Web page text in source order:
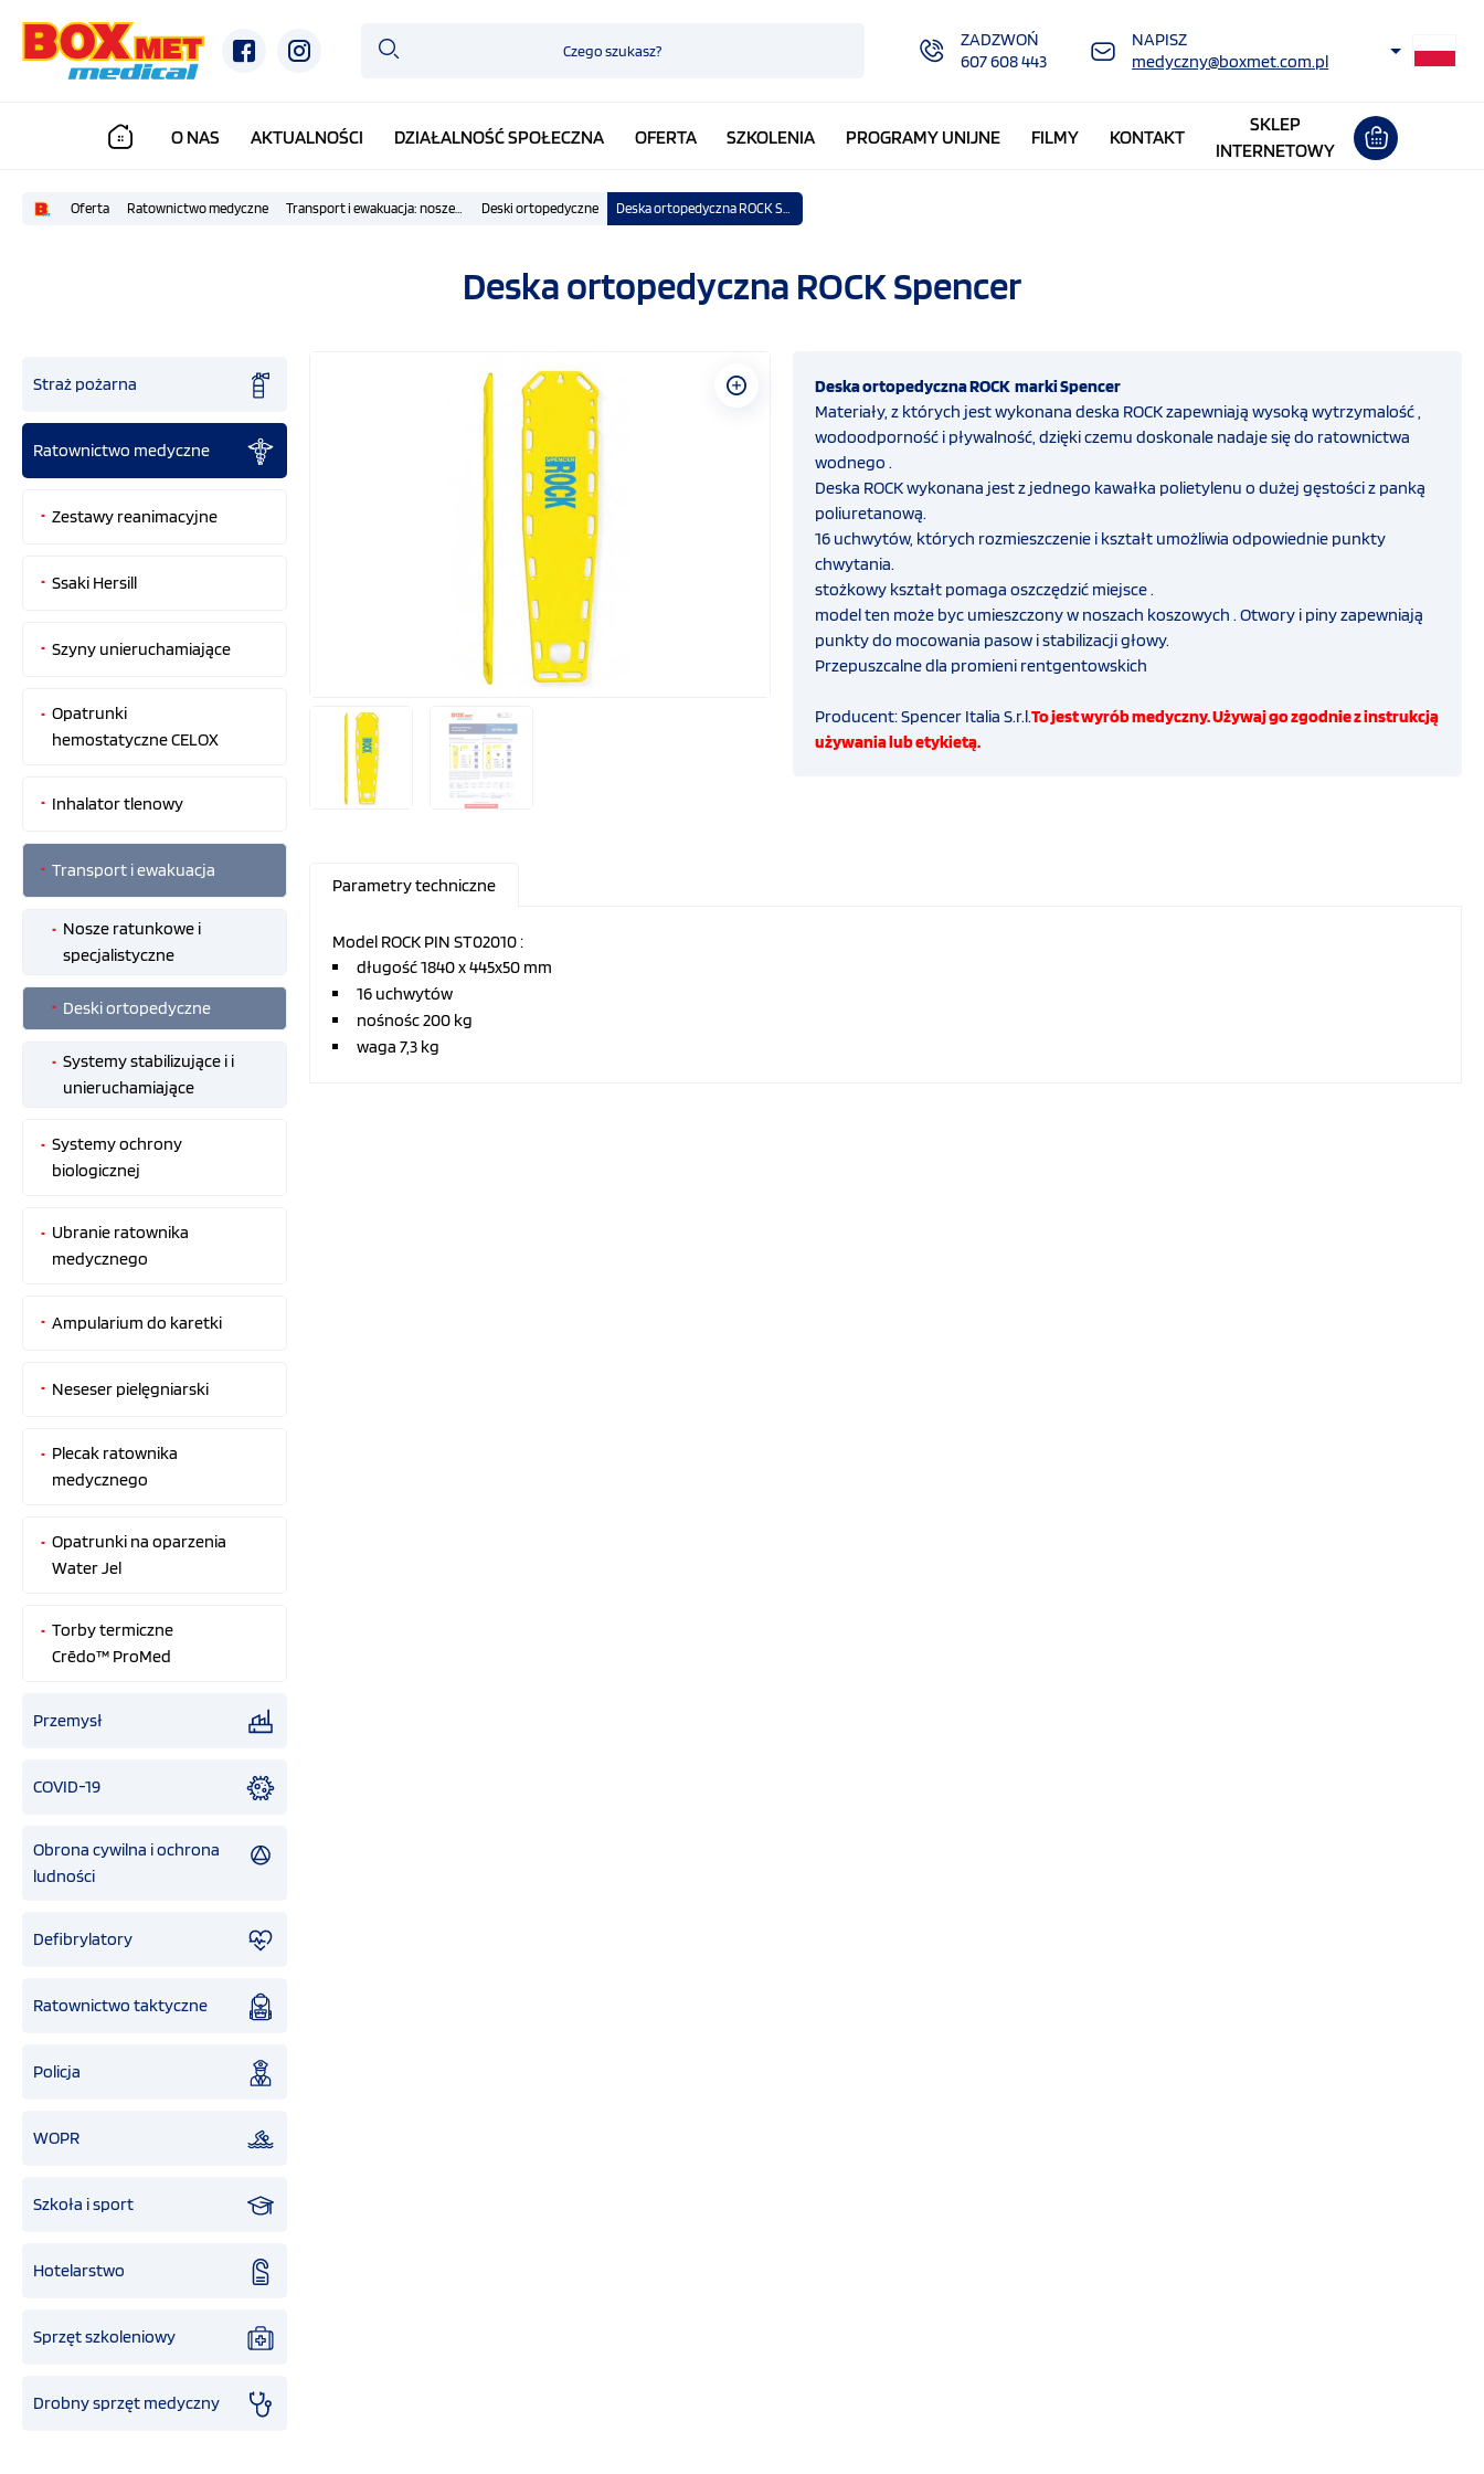
ZADZWOŃ
607 608 443
NAPISZ
medyczny@boxmet.com.pl
O NAS AKTUALNOŚCI DZIAŁALNOŚĆ SPOŁECZNA OFERTA SZKOLENIA PROGRAMY UNIJNE FILMY KONTAKT
SKLEP
INTERNETOWY
Oferta Ratownictwo medyczne Transport i ewakuacja: nosze podbierakowe , kubełkowe, nosze płachtowe Deski ortopedyczne Deska ortopedyczna ROCK Spencer
Deska ortopedyczna ROCK Spencer
Straż pożarna
Ratownictwo medyczne
Zestawy reanimacyjne
Ssaki Hersill
Szyny unieruchamiające
Opatrunki
hemostatyczne CELOX
Inhalator tlenowy
Transport i ewakuacja
Nosze ratunkowe i
specjalistyczne
Deski ortopedyczne
Systemy stabilizujące i i
unieruchamiające
Systemy ochrony
biologicznej
Ubranie ratownika
medycznego
Ampularium do karetki
Neseser pielęgniarski
Plecak ratownika
medycznego
Opatrunki na oparzenia
Water Jel
Torby termiczne
Crēdo™ ProMed
Przemysł
COVID-19
Obrona cywilna i ochrona
ludności
Defibrylatory
Ratownictwo taktyczne
Policja
WOPR
Szkoła i sport
Hotelarstwo
Sprzęt szkoleniowy
Drobny sprzęt medyczny
Deska ortopedyczna ROCK marki Spencer
Materiały, z których jest wykonana deska ROCK zapewniają wysoką wytrzymalość ,
wodoodporność i pływalność, dzięki czemu doskonale nadaje się do ratownictwa
wodnego .
Deska ROCK wykonana jest z jednego kawałka polietylenu o dużej gęstości z panką
poliuretanową.
16 uchwytów, których rozmieszczenie i kształt umożliwia odpowiednie punkty
chwytania.
stożkowy kształt pomaga oszczędzić miejsce .
model ten może byc umieszczony w noszach koszowych . Otwory i piny zapewniają
punkty do mocowania pasow i stabilizacji głowy.
Przepuszcalne dla promieni rentgentowskich
Producent: Spencer Italia S.r.l.To jest wyrób medyczny. Używaj go zgodnie z instrukcją
używania lub etykietą.
Parametry techniczne
Model ROCK PIN ST02010 :
długość 1840 x 445x50 mm
16 uchwytów
nośnośc 200 kg
waga 7,3 kg